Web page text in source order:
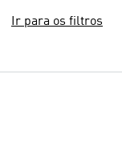
Ir para os filtros